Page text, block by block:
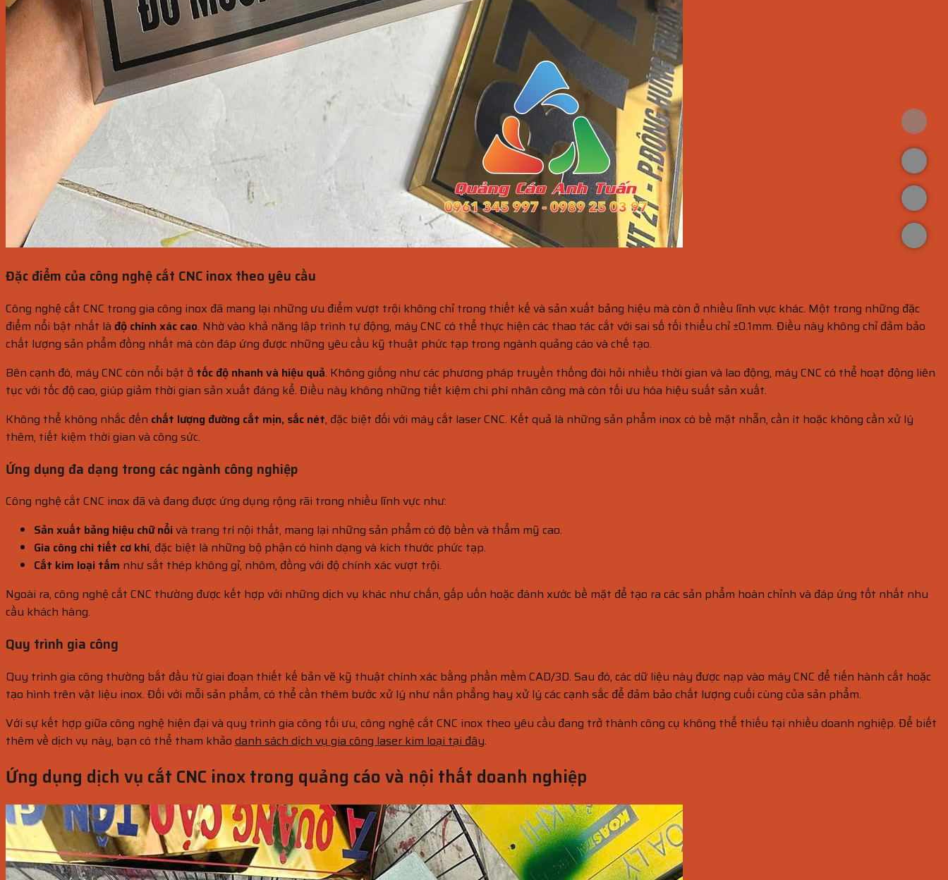
Đặc điểm của công nghệ cắt CNC inox theo yêu cầu
Công nghệ cắt CNC trong gia công inox đã mang lại những ưu điểm vượt trội không chỉ trong thiết kế và sản xuất bảng hiệu mà còn ở nhiều lĩnh vực khác. Một trong những đặc
điểm nổi bật nhất là độ chính xác cao. Nhờ vào khả năng lập trình tự động, máy CNC có thể thực hiện các thao tác cắt với sai số tối thiểu chỉ ±0.1mm. Điều này không chỉ đảm bảo
chất lượng sản phẩm đồng nhất mà còn đáp ứng được những yêu cầu kỹ thuật phức tạp trong ngành quảng cáo và chế tạo.
Bên cạnh đó, máy CNC còn nổi bật ở tốc độ nhanh và hiệu quả. Không giống như các phương pháp truyền thống đòi hỏi nhiều thời gian và lao động, máy CNC có thể hoạt động liên
tục với tốc độ cao, giúp giảm thời gian sản xuất đáng kể. Điều này không những tiết kiệm chi phí nhân công mà còn tối ưu hóa hiệu suất sản xuất.
Không thể không nhắc đến chất lượng đường cắt mịn, sắc nét, đặc biệt đối với máy cắt laser CNC. Kết quả là những sản phẩm inox có bề mặt nhẵn, cần ít hoặc không cần xử lý
thêm, tiết kiệm thời gian và công sức.
Ứng dụng đa dạng trong các ngành công nghiệp
Công nghệ cắt CNC inox đã và đang được ứng dụng rộng rãi trong nhiều lĩnh vực như:
Sản xuất bảng hiệu chữ nổivà trang trí nội thất, mang lại những sản phẩm có độ bền và thẩm mỹ cao.
Gia công chi tiết cơ khí, đặc biệt là những bộ phận có hình dạng và kích thước phức tạp.
Cắt kim loại tấm như sắt thép không gỉ, nhôm, đồng với độ chính xác vượt trội.
Ngoài ra, công nghệ cắt CNC thường được kết hợp với những dịch vụ khác như chấn, gấp uốn hoặc đánh xước bề mặt để tạo ra các sản phẩm hoàn chỉnh và đáp ứng tốt nhất nhu
cầu khách hàng.
Quy trình gia công
Quy trình gia công thường bắt đầu từ giai đoạn thiết kế bản vẽ kỹ thuật chính xác bằng phần mềm CAD/3D. Sau đó, các dữ liệu này được nạp vào máy CNC để tiến hành cắt hoặc
tạo hình trên vật liệu inox. Đối với mỗi sản phẩm, có thể cần thêm bước xử lý như nắn phẳng hay xử lý các cạnh sắc để đảm bảo chất lượng cuối cùng của sản phẩm.
Với sự kết hợp giữa công nghệ hiện đại và quy trình gia công tối ưu, công nghệ cắt CNC inox theo yêu cầu đang trở thành công cụ không thể thiếu tại nhiều doanh nghiệp. Để biết
thêm về dịch vụ này, bạn có thể tham khảo danh sách dịch vụ gia công laser kim loại tại đây.
Ứng dụng dịch vụ cắt CNC inox trong quảng cáo và nội thất doanh nghiệp